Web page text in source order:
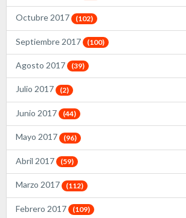
Octubre 2017 (102)
Septiembre 2017 (100)
Agosto 2017 (39)
Julio 2017 (2)
Junio 2017 (44)
Mayo 2017 (96)
Abril 2017 (59)
Marzo 2017 (112)
Febrero 2017 (109)